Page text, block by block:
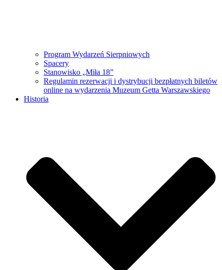
Program Wydarzeń Sierpniowych
Spacery
Stanowisko „Miła 18”
Regulamin rezerwacji i dystrybucji bezpłatnych biletów
online na wydarzenia Muzeum Getta Warszawskiego
Historia